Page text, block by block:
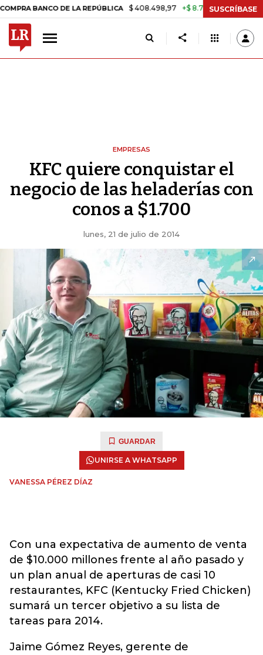
DE LA REPÚBLICA $ 408.498,97 +$ 8.753,81 +2,19% TASA
SUSCRÍBASE
EMPRESAS
KFC quiere conquistar el
negocio de las heladerías con
conos a $1.700
lunes, 21 de julio de 2014
GUARDAR
UNIRSE A WHATSAPP
VANESSA PÉREZ DÍAZ
Con una expectativa de aumento de venta
de $10.000 millones frente al año pasado y
un plan anual de aperturas de casi 10
restaurantes, KFC (Kentucky Fried Chicken)
sumará un tercer objetivo a su lista de
tareas para 2014.
Jaime Gómez Reyes, gerente de